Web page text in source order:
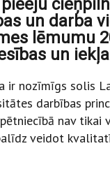
un darba
lēmumu
un
ir nozīmīgs solis
darbības
nav
veidot